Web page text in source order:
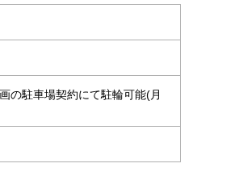
駐車場契約にて駐輪可能(月